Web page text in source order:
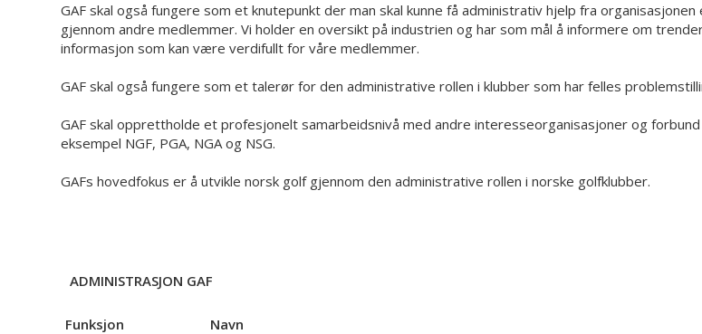
GAF skal også fungere som et knutepunkt der man skal kunne få administrativ hjelp fra organisasjonen
gjennom andre medlemmer. Vi holder en oversikt på industrien og har som mål å informere om
informasjon som kan være verdifullt for våre medlemmer.
GAF skal også fungere som et talerør for den administrative rollen i klubber som har felles
GAF skal opprettholde et profesjonelt samarbeidsnivå med andre interesseorganisasjoner og
eksempel NGF, PGA, NGA og NSG.
GAFs hovedfokus er å utvikle norsk golf gjennom den administrative rollen i norske golfklubber.
ADMINISTRASJON GAF
Funksjon
Navn